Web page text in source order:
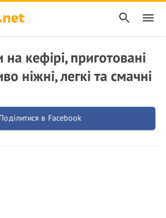
кефірі, приготовані
ніжні, легкі та смачні
в Facebook